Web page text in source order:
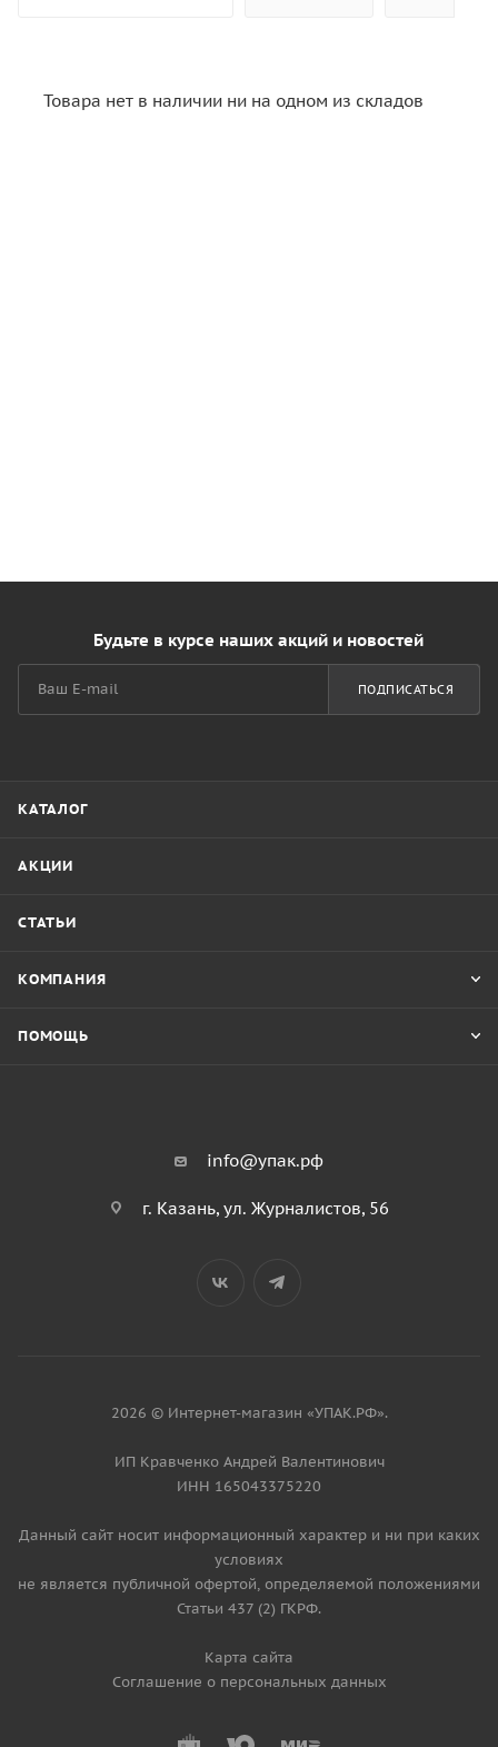
Товара нет в наличии ни на одном из складов
Будьте в курсе наших акций и новостей
ПОДПИСАТЬСЯ
КАТАЛОГ
АКЦИИ
СТАТЬИ
КОМПАНИЯ
ПОМОЩЬ
info@упак.рф
г. Казань, ул. Журналистов, 56
2026 © Интернет-магазин «УПАК.РФ».
ИП Кравченко Андрей Валентинович
ИНН 165043375220
Данный сайт носит информационный характер и ни при каких
условиях
не является публичной офертой, определяемой положениями
Статьи 437 (2) ГКРФ.
Карта сайта
Соглашение о персональных данных